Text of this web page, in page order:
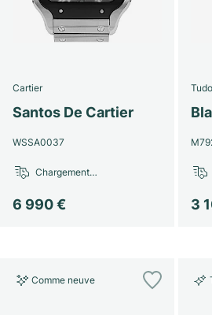
Cartier
Santos De Cartier
WSSA0037
6 990 €
Chargement…
3
Comme neuve